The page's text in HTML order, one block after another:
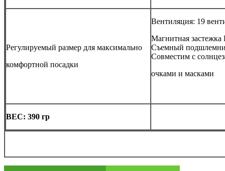
Регулируемый размер для максимально
комфортной посадки
Вентиляция: 19
Магнитная
Съемный
Совместим с
очками и масками
ВЕС: 390 гр